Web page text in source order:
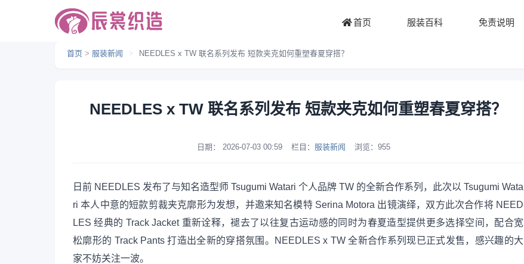
首页 服装百科 免责说明
首页 > 服装新闻 > NEEDLES x TW 联名系列发布 短款夹克如何重塑春夏穿搭？
NEEDLES x TW 联名系列发布 短款夹克如何重塑春夏穿搭？
日期： 2026-07-03 00:59 栏目： 服装新闻 浏览： 955
日前 NEEDLES 发布了与知名造型师 Tsugumi Watari 个人品牌 TW 的全新合作系列，此次以 Tsugumi Wata
ri 本人中意的短款剪裁夹克廓形为发想，并邀来知名模特 Serina Motora 出镜演绎，双方此次合作将 NEED
LES 经典的 Track Jacket 重新诠释，褪去了以往复古运动感的同时为春夏造型提供更多选择空间，配合宽
松廓形的 Track Pants 打造出全新的穿搭氛围。NEEDLES x TW 全新合作系列现已正式发售，感兴趣的大
家不妨关注一波。